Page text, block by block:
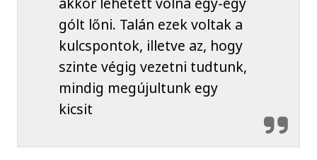
gólt lőni. Talán ezek voltak a
kulcspontok, illetve az, hogy
szinte végig vezetni tudtunk,
mindig megújultunk egy
kicsit